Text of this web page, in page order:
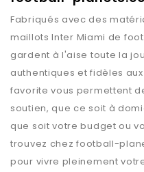
Fabriqués avec des
maillotsInter Miami de
gardent à l'aise toute la
authentiques et fidèles
favorite vous permettent
soutien, que ce soit à
que soit votre budget ou
trouvez chezfootball-
pour vivre pleinement